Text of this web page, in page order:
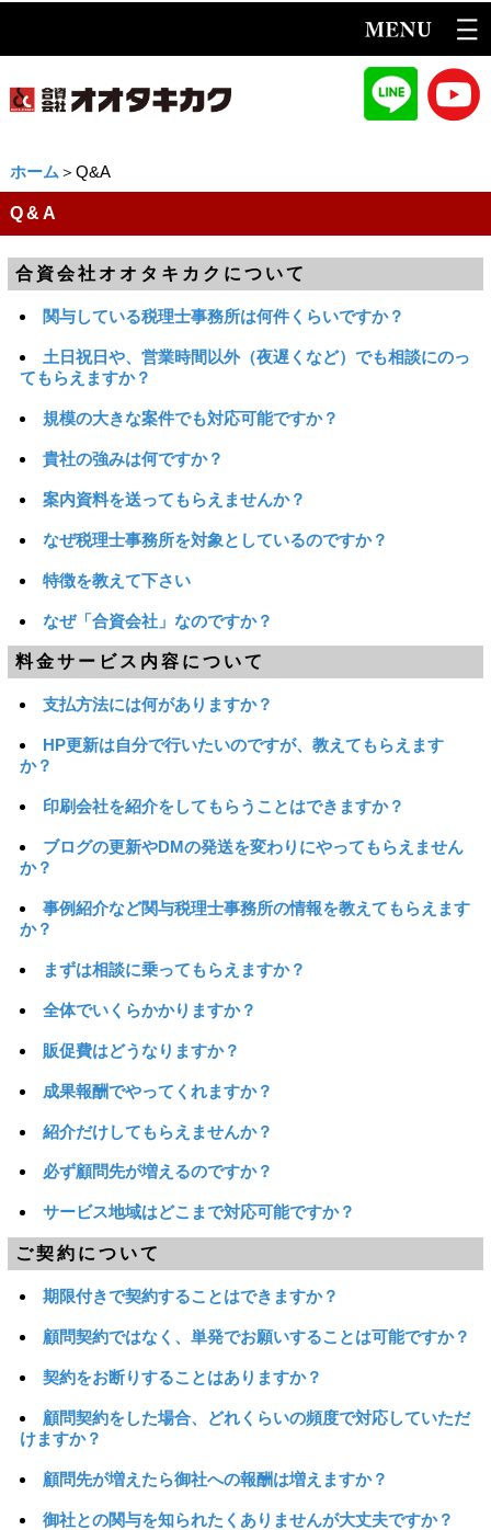
ホーム ＞Q&A
Q&A
合資会社オオタキカクについて
関与している税理士事務所は何件くらいですか？
土日祝日や、営業時間以外（夜遅くなど）でも相談にのっ
てもらえますか？
規模の大きな案件でも対応可能ですか？
貴社の強みは何ですか？
案内資料を送ってもらえませんか？
なぜ税理士事務所を対象としているのですか？
特徴を教えて下さい
なぜ「合資会社」なのですか？
料金サービス内容について
支払方法には何がありますか？
HP更新は自分で行いたいのですが、教えてもらえます
か？
印刷会社を紹介をしてもらうことはできますか？
ブログの更新やDMの発送を変わりにやってもらえません
か？
事例紹介など関与税理士事務所の情報を教えてもらえます
か？
まずは相談に乗ってもらえますか？
全体でいくらかかりますか？
販促費はどうなりますか？
成果報酬でやってくれますか？
紹介だけしてもらえませんか？
必ず顧問先が増えるのですか？
サービス地域はどこまで対応可能ですか？
ご契約について
期限付きで契約することはできますか？
顧問契約ではなく、単発でお願いすることは可能ですか？
契約をお断りすることはありますか？
顧問契約をした場合、どれくらいの頻度で対応していただ
けますか？
顧問先が増えたら御社への報酬は増えますか？
御社との関与を知られたくありませんが大丈夫ですか？